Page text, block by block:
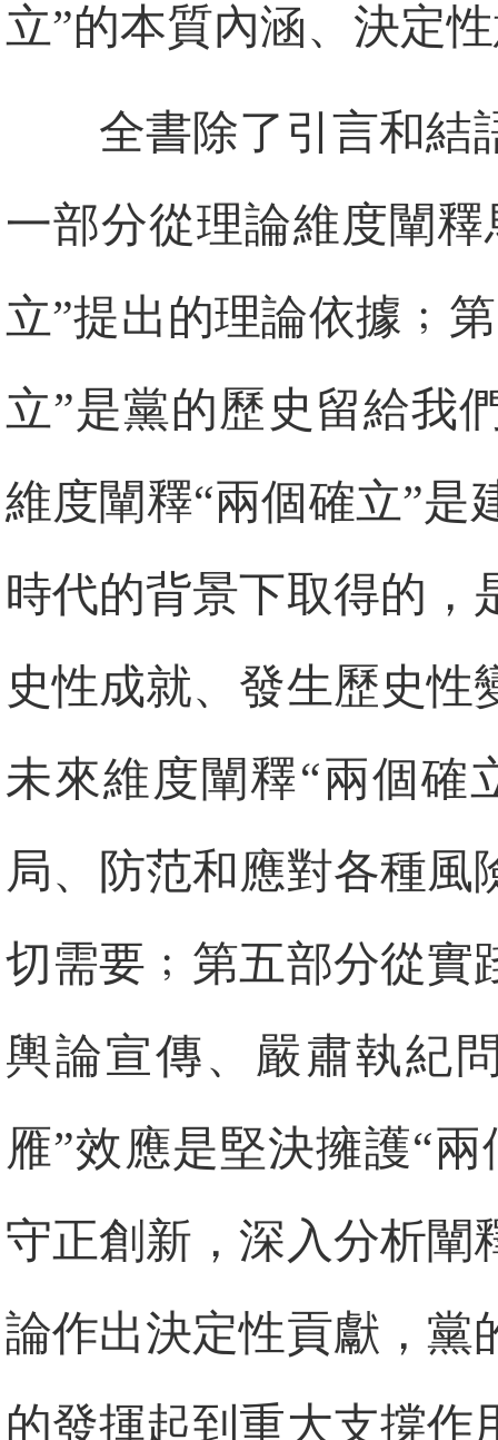
立”的本質內涵、決定
全書除了引言和結
一部分從理論維度闡
立”提出的理論依據﹔
立”是黨的歷史留給我
維度闡釋“兩個確立”是
時代的背景下取得的，
史性成就、發生歷史性
未來維度闡釋“兩個確
局、防范和應對各種風
切需要﹔第五部分從實
輿論宣傳、嚴肅執紀
雁”效應是堅決擁護“
守正創新，深入分析闡
論作出決定性貢獻，黨
的發揮起到重大支撐作